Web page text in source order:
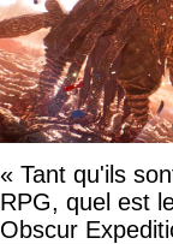
« Tant qu'ils
RPG, quel est
Obscur